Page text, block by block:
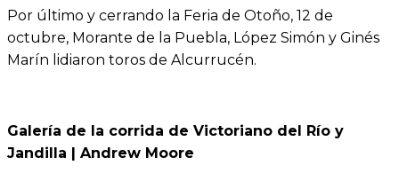
Por último y cerrando la Feria de Otoño, 12 de
octubre, Morante de la Puebla, López Simón y Ginés
Marín lidiaron toros de Alcurrucén.
Galería de la corrida de Victoriano del Río y
Jandilla | Andrew Moore